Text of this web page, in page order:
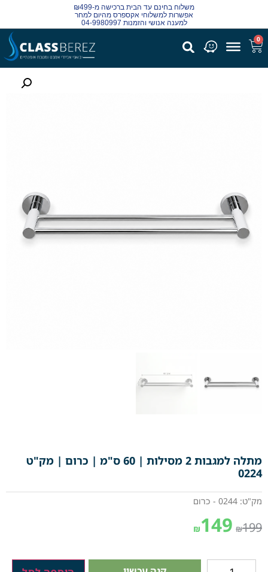
משלוח בחינם עד הבית ברכישה מ-₪499
אפשרות למשלוחי אקספרס מהיום למחר
למענה אנושי והזמנות 04-9980997
0
מתלה למגבות 2 מסילות | 60 ס"מ | כרום | מק"ט
0224
מק"ט: 0244 - כרום
₪199
₪149